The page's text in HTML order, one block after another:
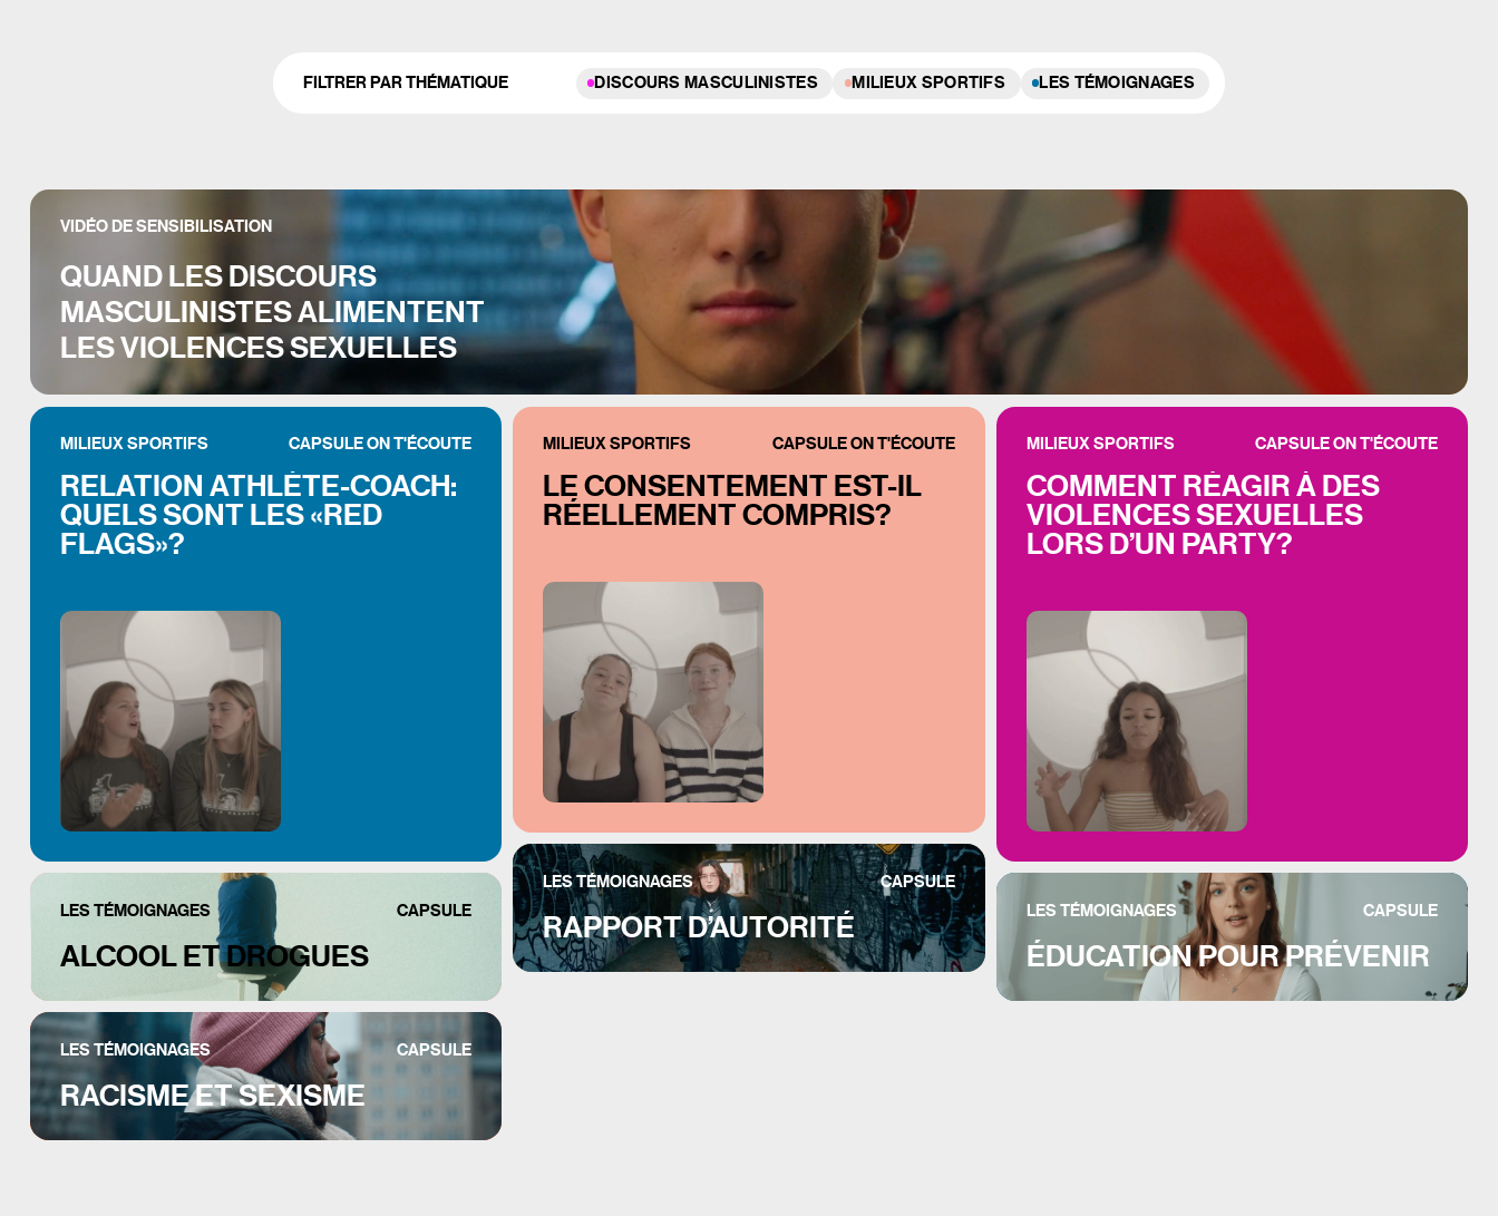
FILTRER PAR THÉMATIQUE DISCOURS MASCULINISTES MILIEUX SPORTIFS LES TÉMOIGNAGES
VIDÉO DE SENSIBILISATION
QUAND LES DISCOURS
MASCULINISTES ALIMENTENT
LES VIOLENCES SEXUELLES
MILIEUX SPORTIFS CAPSULE ON T'ÉCOUTE
RELATION ATHLÈTE-COACH:
QUELS SONT LES «RED
FLAGS»?
MILIEUX SPORTIFS CAPSULE ON T'ÉCOUTE
LE CONSENTEMENT EST-IL
RÉELLEMENT COMPRIS?
MILIEUX SPORTIFS CAPSULE ON T'ÉCOUTE
COMMENT RÉAGIR À DES
VIOLENCES SEXUELLES
LORS D’UN PARTY?
LES TÉMOIGNAGES CAPSULE
ALCOOL ET DROGUES
LES TÉMOIGNAGES CAPSULE
RAPPORT D’AUTORITÉ LES TÉMOIGNAGES CAPSULE
ÉDUCATION POUR PRÉVENIR
LES TÉMOIGNAGES CAPSULE
RACISME ET SEXISME